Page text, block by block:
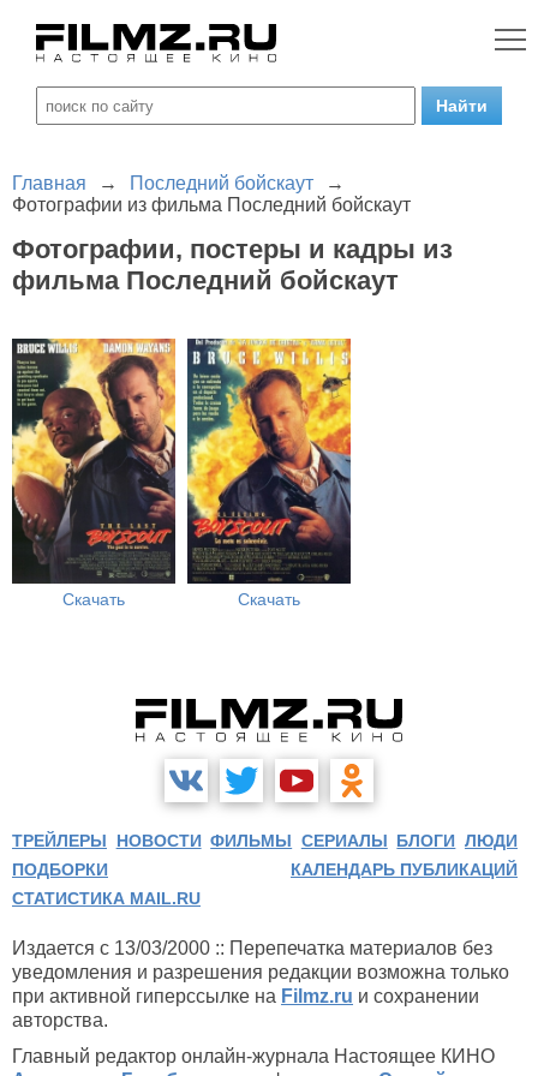
Главная → Последний бойскаут
→
Фотографии из фильма Последний бойскаут
Фотографии, постеры и кадры из
фильма Последний бойскаут
Скачать Скачать
ТРЕЙЛЕРЫ НОВОСТИ ФИЛЬМЫ СЕРИАЛЫ БЛОГИ ЛЮДИ
ПОДБОРКИ
КАЛЕНДАРЬ ПУБЛИКАЦИЙ
СТАТИСТИКА MAIL.RU
Издается с 13/03/2000 :: Перепечатка материалов без
уведомления и разрешения редакции возможна только
при активной гиперссылке на Filmz.ru и сохранении
авторства.
Главный редактор онлайн-журнала Настоящее КИНО